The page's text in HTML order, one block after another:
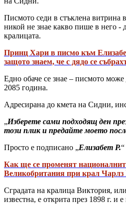
Писмото седи в стъклена витрина
никой не знае какво пише в него -
кралицата.
Принц Хари в писмо към
защото знаем, че с дядо се
Едно обаче се знае – писмото може
2085 година.
Адресирана до кмета на Сидни,
„Изберете сами подходящ ден
този плик и предайте моето
Просто е подписано „Елизабет Р.“
Как ще се променят
Великобритания при крал
Сградата на кралица Виктория,
известна, е открита през 1898 г. и